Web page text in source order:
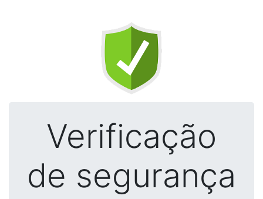
Verificação
de segurança